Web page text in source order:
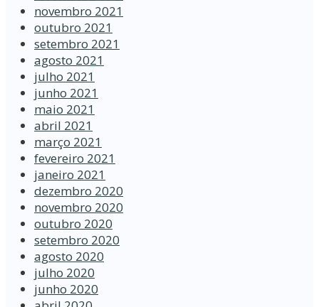
novembro 2021
outubro 2021
setembro 2021
agosto 2021
julho 2021
junho 2021
maio 2021
abril 2021
março 2021
fevereiro 2021
janeiro 2021
dezembro 2020
novembro 2020
outubro 2020
setembro 2020
agosto 2020
julho 2020
junho 2020